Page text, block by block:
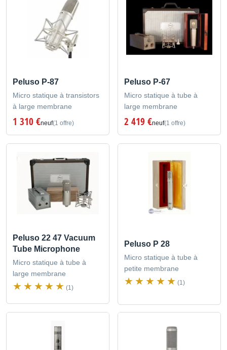
Peluso P-87
Micro statique à transistors
à large membrane
1 310 €neuf(1 offre)
Peluso P-67
Micro statique à tube à
large membrane
2 419 €neuf(1 offre)
Peluso 22 47 Vacuum
Tube Microphone
Micro statique à tube à
large membrane
(1)
Peluso P 28
Micro statique à tube à
petite membrane
(1)